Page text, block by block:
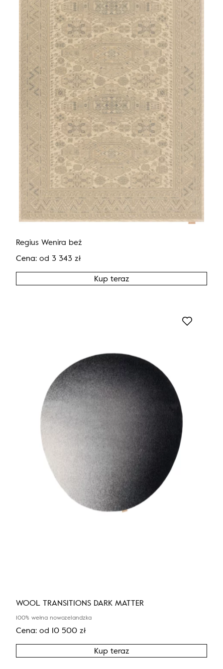
Regius Wenira beż
Cena: od 3 343 zł
Kup teraz
WOOL TRANSITIONS DARK MATTER
100% wełna nowozelandzka
Cena: od 10 500 zł
Kup teraz